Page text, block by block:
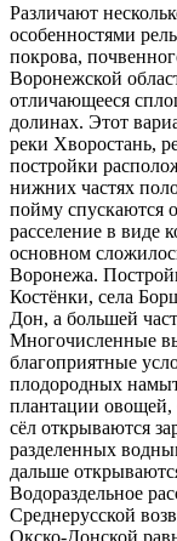
Различают
особенностями
покрова,
Воронежской
отличающееся
долинах. Этот
реки Хворостань,
постройки
нижних частях
пойму спускаются
расселение в виде
основном
Воронежа.
Костёнки, села
Дон, а большей
Многочисленные
благоприятные
плодородных
плантации овощей,
сёл открываются
разделенных
дальше
Водораздельное
Среднерусской
Окско-Донской